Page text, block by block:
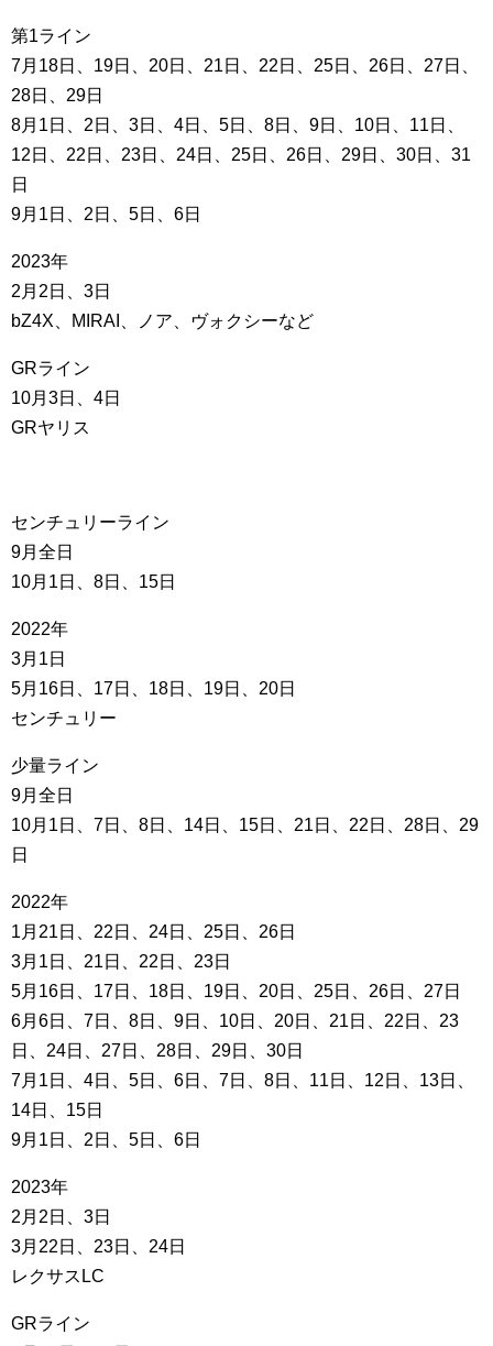
第1ライン
7月18日、19日、20日、21日、22日、25日、26日、27日、
28日、29日
8月1日、2日、3日、4日、5日、8日、9日、10日、11日、
12日、22日、23日、24日、25日、26日、29日、30日、31
日
9月1日、2日、5日、6日
2023年
2月2日、3日
bZ4X、MIRAI、ノア、ヴォクシーなど
GRライン
10月3日、4日
GRヤリス
センチュリーライン
9月全日
10月1日、8日、15日
2022年
3月1日
5月16日、17日、18日、19日、20日
センチュリー
少量ライン
9月全日
10月1日、7日、8日、14日、15日、21日、22日、28日、29
日
2022年
1月21日、22日、24日、25日、26日
3月1日、21日、22日、23日
5月16日、17日、18日、19日、20日、25日、26日、27日
6月6日、7日、8日、9日、10日、20日、21日、22日、23
日、24日、27日、28日、29日、30日
7月1日、4日、5日、6日、7日、8日、11日、12日、13日、
14日、15日
9月1日、2日、5日、6日
2023年
2月2日、3日
3月22日、23日、24日
レクサスLC
GRライン